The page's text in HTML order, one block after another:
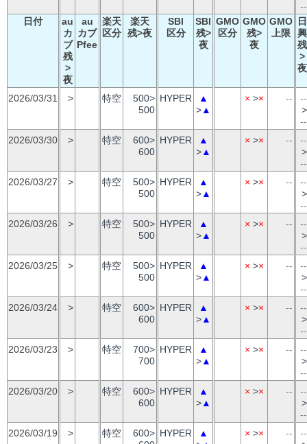
--
日付
au
カ
ブ
残
>
夜
au
カブ
Pfee
楽天
区分
楽天
残>夜
SBI
区分
SBI
残>
夜
GMO
区分
GMO
残>
夜
GMO
上限
日
興
残
>
夜
2026/03/31 > 特空
500>
500
HYPER
▲
>▲
× >× --
--
>
--
2026/03/30
> 特空
600>
600
HYPER
▲
>▲
× >× --
--
>
--
2026/03/27
> 特空
500>
500
HYPER
▲
>▲
× >× --
--
>
--
2026/03/26
> 特空
500>
500
HYPER
▲
>▲
× >× --
--
>
--
2026/03/25
> 特空
500>
500
HYPER
▲
>▲
× >× --
--
>
--
2026/03/24
> 特空
600>
600
HYPER
▲
>▲
× >× --
--
>
--
2026/03/23
> 特空
700>
700
HYPER
▲
>▲
× >× --
--
>
--
2026/03/20
> 特空
600>
600
HYPER
▲
>▲
× >× --
--
>
--
2026/03/19
> 特空
600> HYPER
▲
× >× --
--